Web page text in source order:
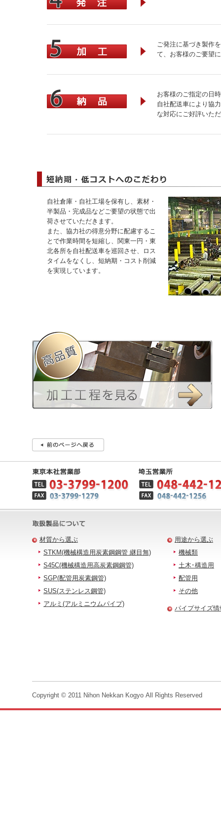
ご発注に基づき製作
て、お客様のご要望
お客様のご指定の日
自社配送車により協
な対応にご好評いた
自社倉庫・自社工場を保有し、素材・
半製品・完成品などご要望の状態で出
荷させていただきます。
また、協力社の得意分野に配慮するこ
とで作業時間を短縮し、関東一円・東
北各所を自社配送車を巡回させ、ロス
タイムをなくし、短納期・コスト削減
を実現しています。
材質から選ぶ
STKM(機械構造用炭素鋼鋼管 継目無)
S45C(機械構造用高炭素鋼鋼管)
SGP(配管用炭素鋼管)
SUS(ステンレス鋼管)
アルミ(アルミニウムパイプ)
用途から選ぶ
機械類
土木･構造用
配管用
その他
パイプサイズ情
Copyright © 2011 Nihon Nekkan Kogyo All Rights Reserved